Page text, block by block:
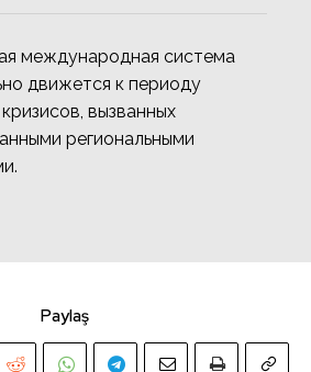
международная система
движется к периоду
вызванных
региональными
Paylaş